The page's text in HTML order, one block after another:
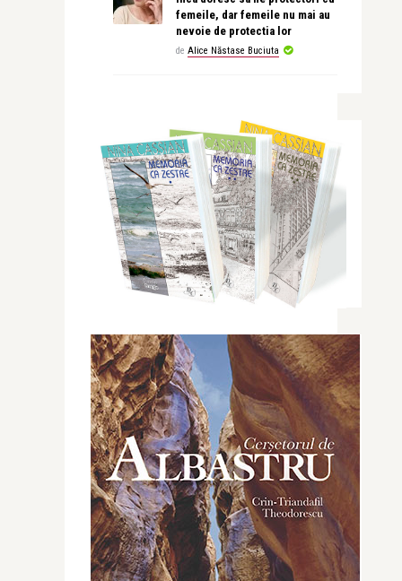
femeile, dar femeile nu mai au
nevoie de protectia lor
de Alice Năstase Buciuta